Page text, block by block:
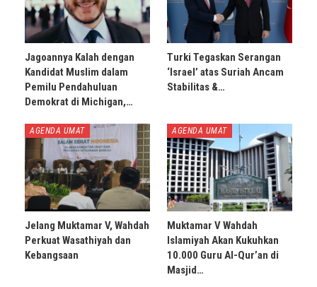
Jagoannya Kalah dengan
Kandidat Muslim dalam
Pemilu Pendahuluan
Demokrat di Michigan,…
Turki Tegaskan Serangan
‘Israel’ atas Suriah Ancam
Stabilitas &…
AGENDA UMAT
Jelang Muktamar V, Wahdah
Perkuat Wasathiyah dan
Kebangsaan
AGENDA UMAT
Muktamar V Wahdah
Islamiyah Akan Kukuhkan
10.000 Guru Al-Qur’an di
Masjid…